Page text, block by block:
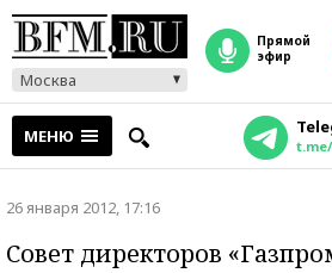
Москва
прямой
эфир
МЕНЮ
26 января 2012, 17:16
Совет директоров